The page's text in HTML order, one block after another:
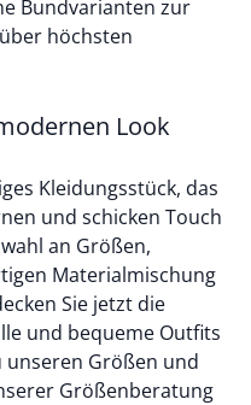
Bundvarianten zur
höchsten
Look
Kleidungsstück, das
und schicken Touch
an Größen,
Materialmischung
Sie jetzt die
und bequeme Outfits
unseren Größen und
Größenberatung